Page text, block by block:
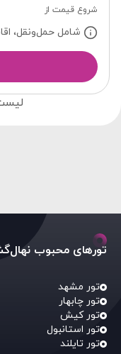
شروع قیمت از
شامل حمل‌ونقل،
تورهای محبوب
تور مشهد
تور چابهار
تور کیش
تور استانبول
تور تایلند